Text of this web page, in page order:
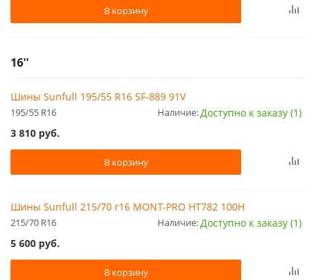
В корзину
16''
Шины Sunfull 195/55 R16 SF-889 91V
195/55 R16 Наличие:Доступно к заказу (1)
3 810 руб.
В корзину
Шины Sunfull 215/70 r16 MONT-PRO HT782 100H
215/70 R16 Наличие:Доступно к заказу (1)
5 600 руб.
В корзину